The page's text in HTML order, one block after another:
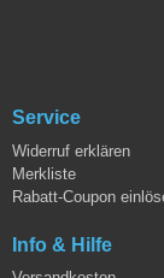
Service
Widerruf erklären
Merkliste
Rabatt-Coupon
Info & Hilfe